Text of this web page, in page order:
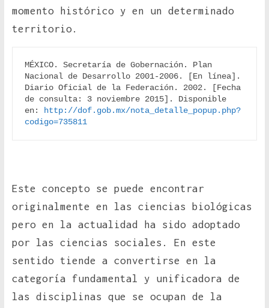
momento histórico y en un determinado
territorio.
MÉXICO. Secretaría de Gobernación. Plan
Nacional de Desarrollo 2001-2006. [En línea].
Diario Oficial de la Federación. 2002. [Fecha
de consulta: 3 noviembre 2015]. Disponible
en:
http://dof.gob.mx/nota_detalle_popup.php?
codigo=735811
Este concepto se puede encontrar
originalmente en las ciencias biológicas
pero en la actualidad ha sido adoptado
por las ciencias sociales. En este
sentido tiende a convertirse en la
categoría fundamental y unificadora de
las disciplinas que se ocupan de la